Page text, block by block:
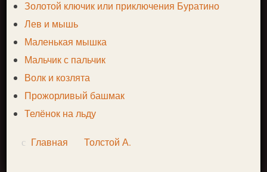
Золотой ключик или приключения Буратино
Лев и мышь
Маленькая мышка
Мальчик с пальчик
Волк и козлята
Прожорливый башмак
Телёнок на льду
Главная Толстой А.